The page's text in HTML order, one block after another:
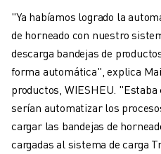
"Ya habíamos logrado la
de horneado con nuestro
descarga bandejas de
forma automática", explica
productos, WIESHEU.
serían automatizar los
cargar las bandejas de
cargadas al sistema de carga